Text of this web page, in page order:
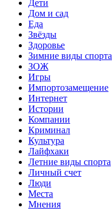
Дети
Дом и сад
Еда
Звёзды
Здоровье
Зимние виды спорта
ЗОЖ
Игры
Импортозамещение
Интернет
Истории
Компании
Криминал
Культура
Лайфхаки
Летние виды спорта
Личный счет
Люди
Места
Мнения